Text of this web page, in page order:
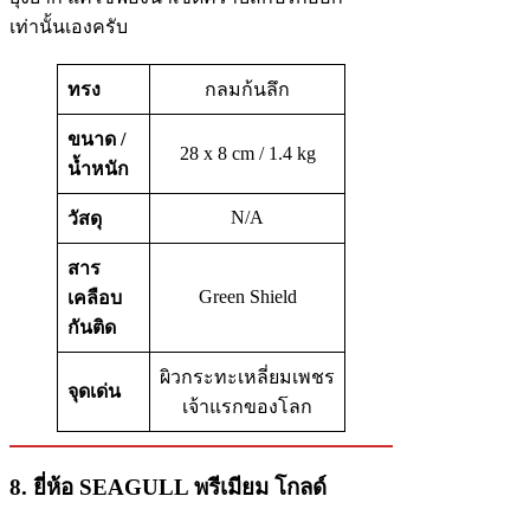
เท่านั้นเองครับ
ทรง กลมก้นลึก
ขนาด /
น้ำหนัก
28 x 8 cm / 1.4 kg
วัสดุ N/A
สาร
เคลือบ
กันติด
Green Shield
จุดเด่น
ผิวกระทะเหลี่ยมเพชร
เจ้าแรกของโลก
8. ยี่ห้อ SEAGULL พรีเมียม โกลด์